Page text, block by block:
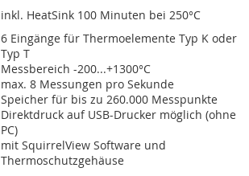
inkl. HeatSink 100 Minuten bei 250°C
6 Eingänge für Thermoelemente Typ K oder
Typ T
Messbereich -200...+1300°C
max. 8 Messungen pro Sekunde
Speicher für bis zu 260.000 Messpunkte
Direktdruck auf USB-Drucker möglich (ohne
PC)
mit SquirrelView Software und
Thermoschutzgehäuse